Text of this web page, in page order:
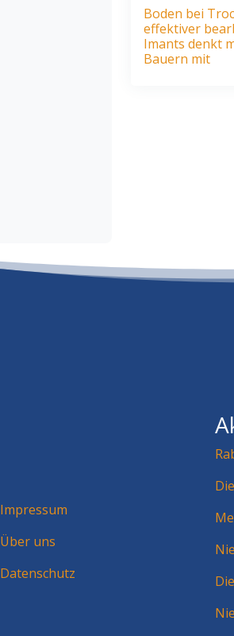
Boden bei
effektiver
Imants denkt
Bauern mit
Impressum
Über uns
Datenschutz